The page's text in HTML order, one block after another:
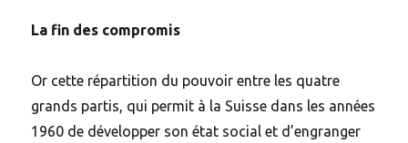
La fin des compromis
Or cette répartition du pouvoir entre les quatre
grands partis, qui permit à la Suisse dans les années
1960 de développer son état social et d’engranger